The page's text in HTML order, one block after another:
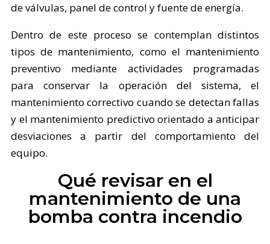
de válvulas, panel de control y fuente de energía.
Dentro de este proceso se contemplan distintos
tipos de mantenimiento, como el mantenimiento
preventivo mediante actividades programadas
para conservar la operación del sistema, el
mantenimiento correctivo cuando se detectan fallas
y el mantenimiento predictivo orientado a anticipar
desviaciones a partir del comportamiento del
equipo.
Qué revisar en el
mantenimiento de una
bomba contra incendio